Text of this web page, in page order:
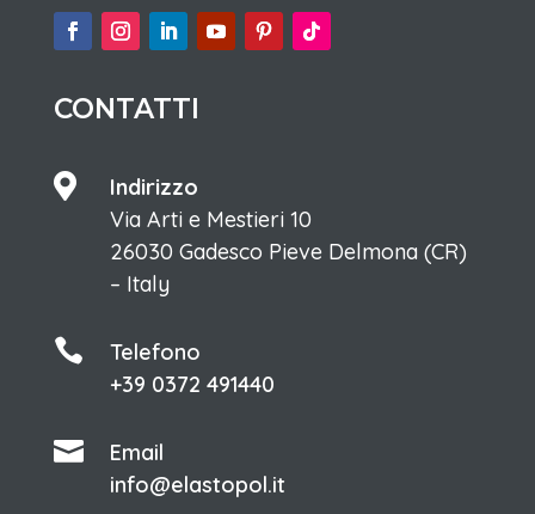
CONTATTI

Indirizzo
Via Arti e Mestieri 10
26030 Gadesco Pieve Delmona (CR)
– Italy

Telefono
+39 0372 491440

Email
info@elastopol.it